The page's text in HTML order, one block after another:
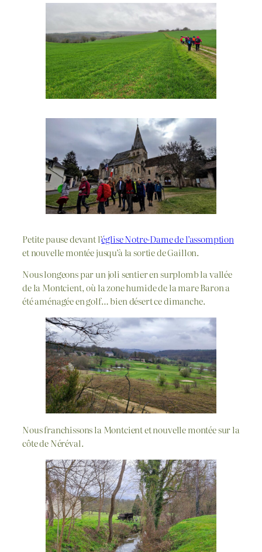
Petite pause devant l’église Notre-Dame de l’assomption
et nouvelle montée jusqu’à la sortie de Gaillon.
Nous longeons par un joli sentier en surplomb la vallée
de la Montcient, où la zone humide de la mare Baron a
été aménagée en golf… bien désert ce dimanche.
Nous franchissons la Montcient et nouvelle montée sur la
côte de Néréval.